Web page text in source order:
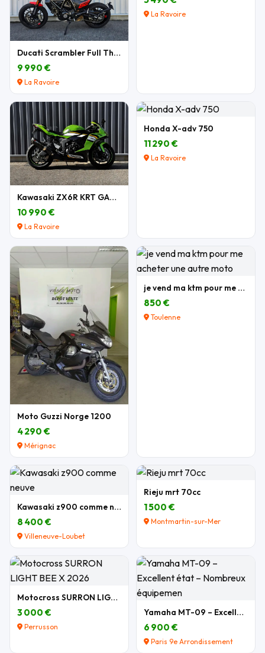
Ducati Scrambler Full Throttle 803 cm3
9 990 €
La Ravoire
La Ravoire
Kawasaki ZX6R KRT GARANTIE
10 990 €
La Ravoire
Honda X-adv 750
11 290 €
La Ravoire
Moto Guzzi Norge 1200
4 290 €
Mérignac
je vend ma ktm pour me acheter une autre moto
850 €
Toulenne
Kawasaki z900 comme neuve
8 400 €
Villeneuve-Loubet
Rieju mrt 70cc
1 500 €
Montmartin-sur-Mer
Motocross SURRON LIGHT BEE X 2026
3 000 €
Perrusson
Yamaha MT-09 – Excellent état – Nombreux équipemen
6 900 €
Paris 9e Arrondissement